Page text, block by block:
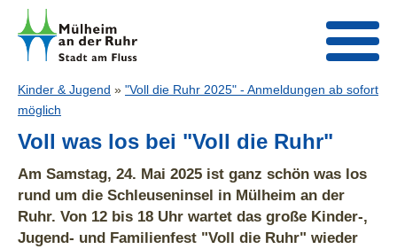
Kinder & Jugend » "Voll die Ruhr 2025" - Anmeldungen ab sofort
möglich
Voll was los bei "Voll die Ruhr"
Am Samstag, 24. Mai 2025 ist ganz schön was los
rund um die Schleuseninsel in Mülheim an der
Ruhr. Von 12 bis 18 Uhr wartet das große Kinder-,
Jugend- und Familienfest "Voll die Ruhr" wieder